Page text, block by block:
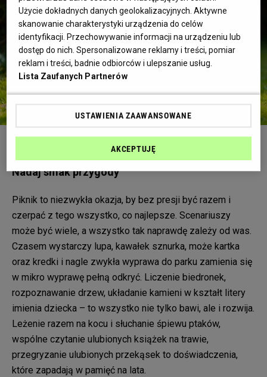
Nadaj smak przygody
Piknik to niezwykła okazja, by bez presji być razem i
czerpać z tego wszystko, co najlepsze. Scenariuszy
może być wiele, a wszystko tak naprawdę zależy od was.
Czasem wystarczy lupa, kawałek sznurka, może kartka
oraz kredki i nagle zwykła wyprawa do parku zamienia się
w mikro wyprawę pełną odkryć. Liczenie biedronek,
rozpoznawanie drzew, układanie kamieni w kształt litery
imienia dziecka – to wszystko nie tylko bawi, ale i rozwija.
Leżenie razem na kocu i słuchanie śpiewu ptaków,
wspólne czytanie ulubionych książek na trawie,
przegryzanie ulubionych przekąsek to doświadczenia,
które zapadają w pamięć na lata.
Użycie dokładnych danych geolokalizacyjnych. Aktywne
skanowanie charakterystyki urządzenia do celów
identyfikacji. Przechowywanie informacji na urządzeniu lub
dostęp do nich. Spersonalizowane reklamy i treści, pomiar
reklam i treści, badnie odbiorców i ulepszanie usług.
Lista Zaufanych Partnerów
USTAWIENIA ZAAWANSOWANE
AKCEPTUJĘ